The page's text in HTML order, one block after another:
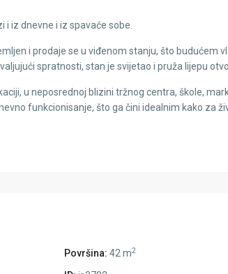
i iz dnevne i iz spavaće sobe.
i prodaje se u viđenom stanju, što budućem
spratnosti, stan je svijetao i pruža lijepu
u neposrednoj blizini tržnog centra, škole,
funkcionisanje, što ga čini idealnim kako za
Površina: 42 m2